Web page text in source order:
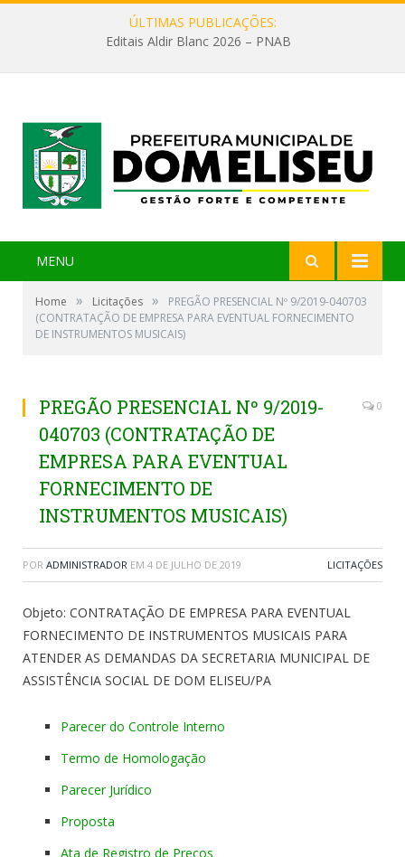
ÚLTIMAS PUBLICAÇÕES:
Editais Aldir Blanc 2026 – PNAB
MENU
Home » Licitações »
PREGÃO PRESENCIAL Nº 9/2019-040703
(CONTRATAÇÃO DE EMPRESA PARA EVENTUAL FORNECIMENTO
DE INSTRUMENTOS MUSICAIS)
PREGÃO PRESENCIAL Nº 9/2019-
040703 (CONTRATAÇÃO DE
EMPRESA PARA EVENTUAL
FORNECIMENTO DE
INSTRUMENTOS MUSICAIS)
0
POR ADMINISTRADOR EM 4 DE JULHO DE 2019 LICITAÇÕES
Objeto: CONTRATAÇÃO DE EMPRESA PARA EVENTUAL
FORNECIMENTO DE INSTRUMENTOS MUSICAIS PARA
ATENDER AS DEMANDAS DA SECRETARIA MUNICIPAL DE
ASSISTÊNCIA SOCIAL DE DOM ELISEU/PA
Parecer do Controle Interno
Termo de Homologação
Parecer Jurídico
Proposta
Ata de Registro de Preços